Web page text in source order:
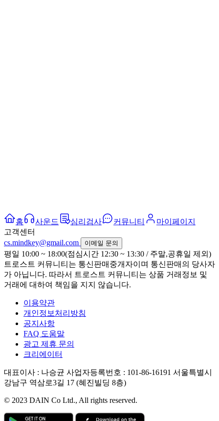
홈 사운드 심리검사 커뮤니티
마이페이지
고객센터
cs.mindkey@gmail.com
이메일 문의
평일 10:00 ~ 18:00(점심시간 12:30 ~ 13:30 / 주말,공휴일 제외)
트로스트 커뮤니티는 통신판매중개자이며 통신판매의 당사자
가 아닙니다. 따라서 트로스트 커뮤니티는 상품 거래정보 및
거래에 대하여 책임을 지지 않습니다.
이용약관
개인정보처리방침
공지사항
FAQ 도움말
광고 제휴 문의
크리에이터
대표이사 : 나승균 사업자등록번호 : 101-86-16191 서울특별시
강남구 역삼로3길 17 (혜진빌딩 8층)
© 2023 DAIN Co Ltd., All rights reserved.